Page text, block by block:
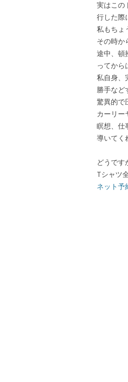
実はこの
行した際
私もちょ
その時か
途中、頓
ってから
私自身、
勝手など
驚異的で
カーリー
瞑想、仕
導いてく
どうです
Tシャツ
ネット予